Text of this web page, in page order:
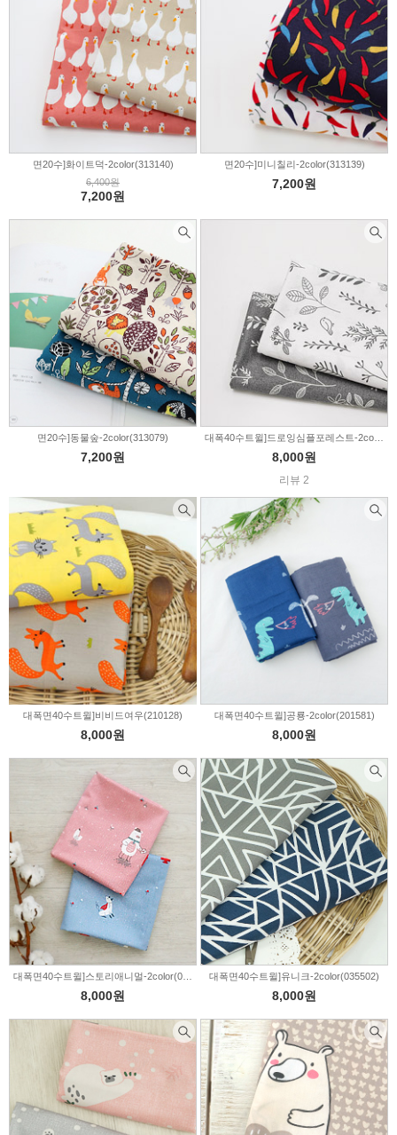
면20수]화이트덕-2color(313140)
6,400원
7,200원
면20수]미니칠리-2color(313139)
7,200원
면20수]동물숲-2color(313079)
7,200원 8,000원
리뷰 2
대폭면40수트윌]비비드여우(210128)
8,000원
대폭면40수트윌]공룡-2color(201581)
8,000원
대폭면40수트윌]스토리애니멀-2color(089637)
8,000원
대폭면40수트윌]유니크-2color(035502)
8,000원